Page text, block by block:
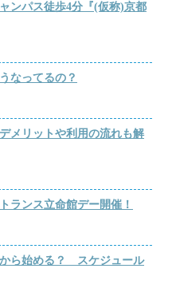
ンパス徒歩4分『(仮称)京都
なってるの？
メリットや利用の流れも解
ランス立命館デー開催！
ら始める？ スケジュール